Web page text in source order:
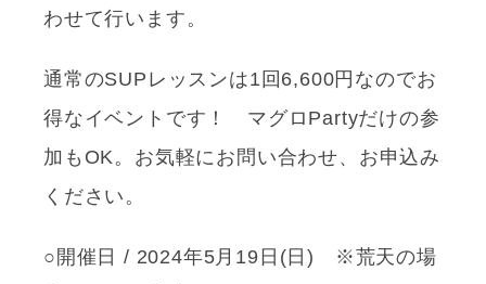
わせて行います。
通常のSUPレッスンは1回6,600円なのでお
得なイベントです！ マグロPartyだけの参
加もOK。お気軽にお問い合わせ、お申込み
ください。
○開催日 / 2024年5月19日(日) ※荒天の場